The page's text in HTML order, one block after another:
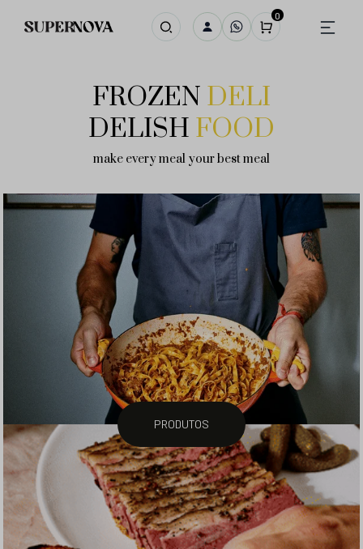
0
FROZEN DELI
DELISH FOOD
make every meal your best meal
PRODUTOS